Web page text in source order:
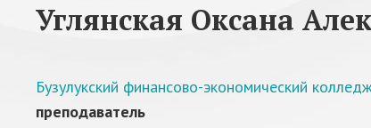
Углянская Оксана
Бузулукский финансово-экономический
преподаватель